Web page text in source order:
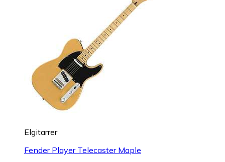
Elgitarrer
Fender Player Telecaster Maple